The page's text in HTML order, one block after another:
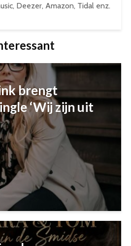
Deezer, Amazon, Tidal enz.
brengt
‘Wij zijn uit